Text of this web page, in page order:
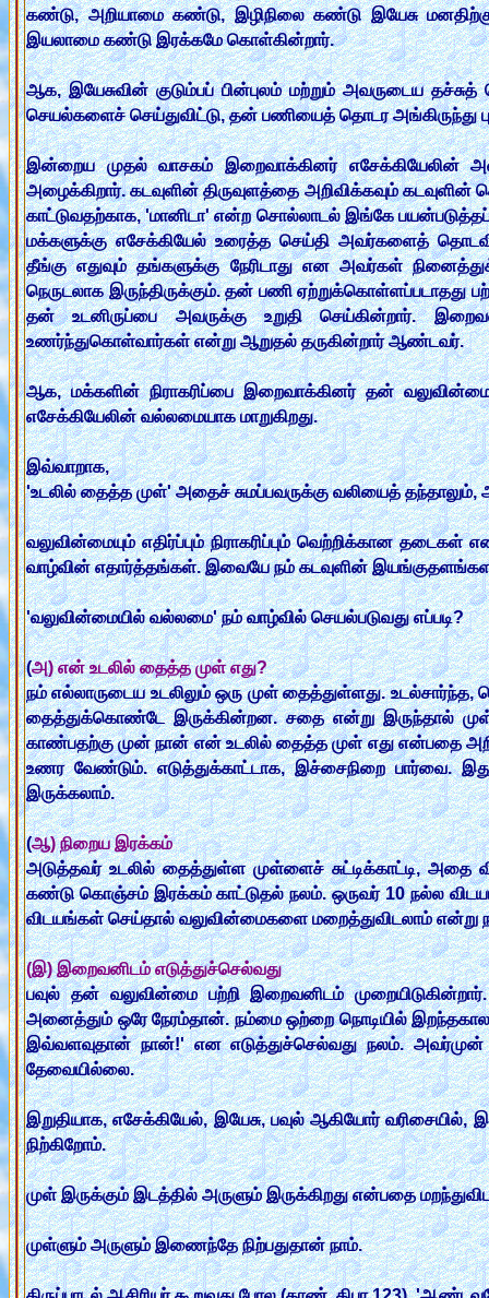
கண்டு, அறியாமை கண்டு, இழிநிலை கண்டு இயேசு
இயலாமை கண்டு இரக்கமே கொள்கின்றார்.
ஆக, இயேசுவின் குடும்பப் பின்புலம் மற்றும் அவருடைய
செயல்களைச் செய்துவிட்டு, தன் பணியைத் தொடர அங்கிருந்து
இன்றைய முதல் வாசகம் இறைவாக்கினர் எசேக்கியேலின்
அழைக்கிறார். கடவுளின் திருவுளத்தை அறிவிக்கவும்
காட்டுவதற்காக, 'மானிடா' என்ற சொல்லாடல் இங்கே
மக்களுக்கு எசேக்கியேல் உரைத்த செய்தி அவர்களைத்
தீங்கு எதுவும் தங்களுக்கு நேரிடாது என அவர்கள்
நெருடலாக இருந்திருக்கும். தன் பணி ஏற்றுக்கொள்ளப்படாதது
தன் உடனிருப்பை அவருக்கு உறுதி செய்கின்றார்.
உணர்ந்துகொள்வார்கள் என்று ஆறுதல் தருகின்றார் ஆண்டவர்.
ஆக, மக்களின் நிராகரிப்பை இறைவாக்கினர் தன்
எசேக்கியேலின் வல்லமையாக மாறுகிறது.
இவ்வாறாக,
'உடலில் தைத்த முள்' அதைச் சுமப்பவருக்கு வலியைத் தந்தாலும்,
வலுவின்மையும் எதிர்ப்பும் நிராகரிப்பும் வெற்றிக்கான
வாழ்வின் எதார்த்தங்கள். இவையே நம் கடவுளின்
'வலுவின்மையில் வல்லமை' நம் வாழ்வில் செயல்படுவது எப்படி?
(அ) என் உடலில் தைத்த முள் எது?
நம் எல்லாருடைய உடலிலும் ஒரு முள் தைத்துள்ளது.
தைத்துக்கொண்டே இருக்கின்றன. சதை என்று இருந்தால் முள்
காண்பதற்கு முன் நான் என் உடலில் தைத்த முள் எது என்பதை
உணர வேண்டும். எடுத்துக்காட்டாக, இச்சைநிறை பார்வை.
இருக்கலாம்.
(ஆ) நிறைய இரக்கம்
அடுத்தவர் உடலில் தைத்துள்ள முள்ளைச் சுட்டிக்காட்டி, அதை
கண்டு கொஞ்சம் இரக்கம் காட்டுதல் நலம். ஒருவர் 10 நல்ல
விடயங்கள் செய்தால் வலுவின்மைகளை மறைத்துவிடலாம்
(இ) இறைவனிடம் எடுத்துச்செல்வது
பவுல் தன் வலுவின்மை பற்றி இறைவனிடம்
அனைத்தும் ஒரே நேரம்தான். நம்மை ஒற்றை நொடியில்
இவ்வளவுதான் நான்!' என எடுத்துச்செல்வது நலம். அவர்முன்
தேவையில்லை.
இறுதியாக, எசேக்கியேல், இயேசு, பவுல் ஆகியோர்
நிற்கிறோம்.
முள் இருக்கும் இடத்தில் அருளும் இருக்கிறது என்பதை
முள்ளும் அருளும் இணைந்தே நிற்பதுதான் நாம்.